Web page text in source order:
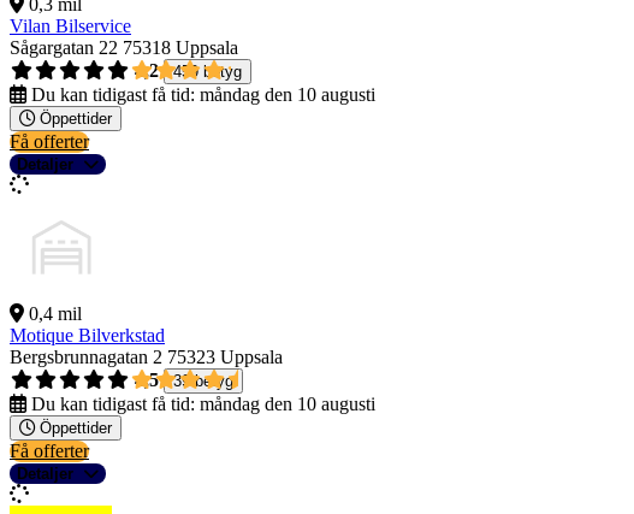
0,3 mil
Vilan Bilservice
Sågargatan 22 75318 Uppsala
4,2
459 betyg
Du kan tidigast få tid: måndag den 10 augusti
Öppettider
Få offerter
Detaljer
0,4 mil
Motique Bilverkstad
Bergsbrunnagatan 2 75323 Uppsala
4,5
39 betyg
Du kan tidigast få tid: måndag den 10 augusti
Öppettider
Få offerter
Detaljer